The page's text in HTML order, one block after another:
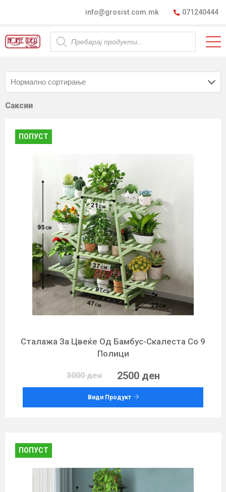
info@grosist.com.mk 071240444
Products
search
Саксии
ПОПУСТ
Сталажа За Цвеќе Од Бамбус-Скалеста Со 9
Полици
3000 ден 2500 ден
Види Продукт
ПОПУСТ